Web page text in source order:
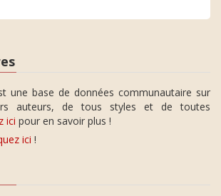
une base de données communautaire sur
auteurs, de tous styles et de toutes
ici pour en savoir plus !
ici !